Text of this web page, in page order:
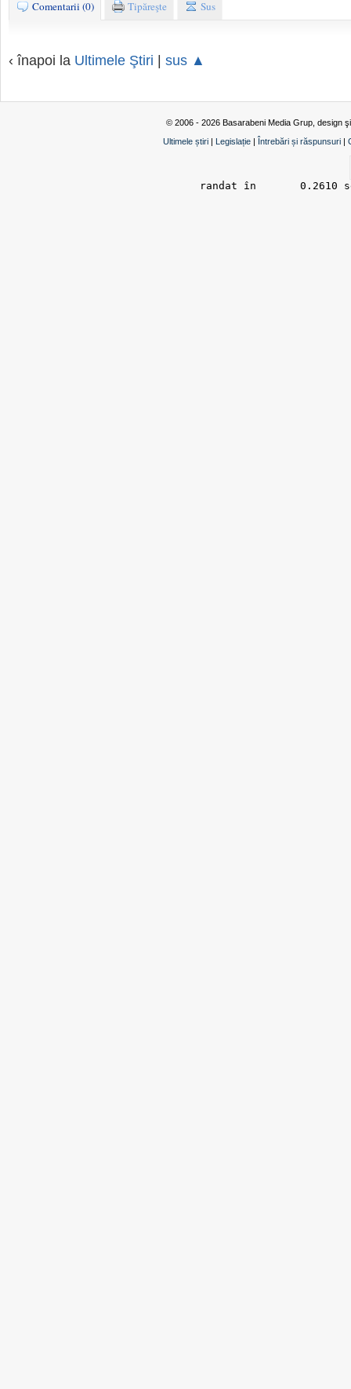
Comentarii (0) Tipăreşte Sus
‹ înapoi la Ultimele Ştiri | sus ▲
© 2006 - 2026 Basarabeni Media Grup, design
Ultimele știri | Legislație | Întrebări și răspunsuri |
randat în